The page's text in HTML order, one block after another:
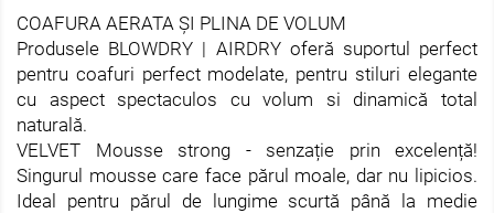
COAFURA AERATA ȘI PLINA DE VOLUM
Produsele BLOWDRY | AIRDRY oferă suportul perfect
pentru coafuri perfect modelate, pentru stiluri elegante
cu aspect spectaculos cu volum si dinamică total
naturală.
VELVET Mousse strong - senzație prin excelență!
Singurul mousse care face părul moale, dar nu lipicios.
Ideal pentru părul de lungime scurtă până la medie